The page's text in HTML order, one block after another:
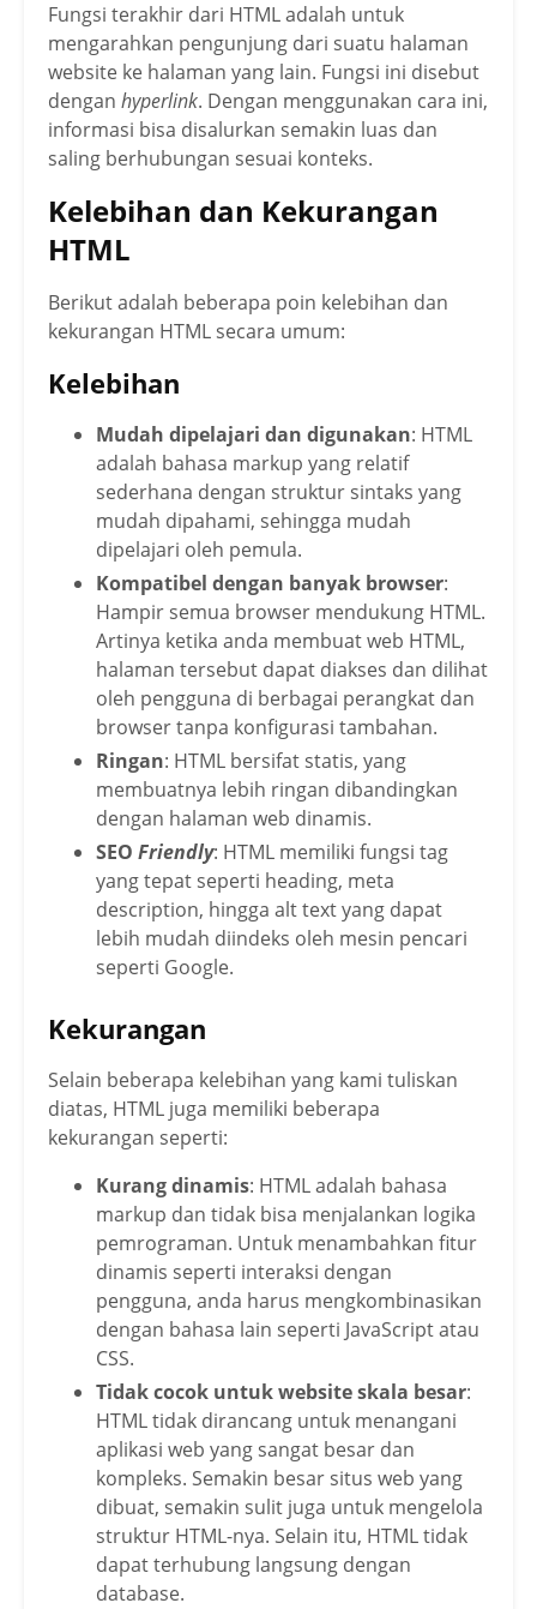
Fungsi terakhir dari HTML adalah untuk
mengarahkan pengunjung dari suatu halaman
website ke halaman yang lain. Fungsi ini disebut
dengan hyperlink. Dengan menggunakan cara ini,
informasi bisa disalurkan semakin luas dan
saling berhubungan sesuai konteks.
Kelebihan dan Kekurangan
HTML
Berikut adalah beberapa poin kelebihan dan
kekurangan HTML secara umum:
Kelebihan
Mudah dipelajari dan digunakan: HTML
adalah bahasa markup yang relatif
sederhana dengan struktur sintaks yang
mudah dipahami, sehingga mudah
dipelajari oleh pemula.
Kompatibel dengan banyak browser:
Hampir semua browser mendukung HTML.
Artinya ketika anda membuat web HTML,
halaman tersebut dapat diakses dan dilihat
oleh pengguna di berbagai perangkat dan
browser tanpa konfigurasi tambahan.
Ringan: HTML bersifat statis, yang
membuatnya lebih ringan dibandingkan
dengan halaman web dinamis.
SEO Friendly: HTML memiliki fungsi tag
yang tepat seperti heading, meta
description, hingga alt text yang dapat
lebih mudah diindeks oleh mesin pencari
seperti Google.
Kekurangan
Selain beberapa kelebihan yang kami tuliskan
diatas, HTML juga memiliki beberapa
kekurangan seperti:
Kurang dinamis: HTML adalah bahasa
markup dan tidak bisa menjalankan logika
pemrograman. Untuk menambahkan fitur
dinamis seperti interaksi dengan
pengguna, anda harus mengkombinasikan
dengan bahasa lain seperti JavaScript atau
CSS.
Tidak cocok untuk website skala besar:
HTML tidak dirancang untuk menangani
aplikasi web yang sangat besar dan
kompleks. Semakin besar situs web yang
dibuat, semakin sulit juga untuk mengelola
struktur HTML-nya. Selain itu, HTML tidak
dapat terhubung langsung dengan
database.